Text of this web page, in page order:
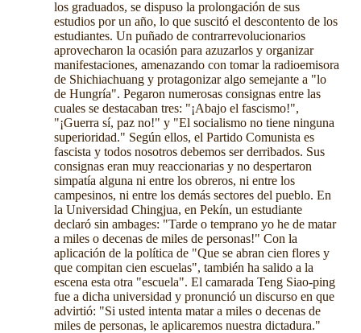
los graduados, se dispuso la prolongación de sus
estudios por un año, lo que suscitó el descontento de los
estudiantes. Un puñado de contrarrevolucionarios
aprovecharon la ocasión para azuzarlos y organizar
manifestaciones, amenazando con tomar la radioemisora
de Shichiachuang y protagonizar algo semejante a "lo
de Hungría". Pegaron numerosas consignas entre las
cuales se destacaban tres: "¡Abajo el fascismo!",
"¡Guerra sí, paz no!" y "El socialismo no tiene ninguna
superioridad." Según ellos, el Partido Comunista es
fascista y todos nosotros debemos ser derribados. Sus
consignas eran muy reaccionarias y no despertaron
simpatía alguna ni entre los obreros, ni entre los
campesinos, ni entre los demás sectores del pueblo. En
la Universidad Chingjua, en Pekín, un estudiante
declaró sin ambages: "Tarde o temprano yo he de matar
a miles o decenas de miles de personas!" Con la
aplicación de la política de "Que se abran cien flores y
que compitan cien escuelas", también ha salido a la
escena esta otra "escuela". El camarada Teng Siao-ping
fue a dicha universidad y pronunció un discurso en que
advirtió: "Si usted intenta matar a miles o decenas de
miles de personas, le aplicaremos nuestra dictadura."